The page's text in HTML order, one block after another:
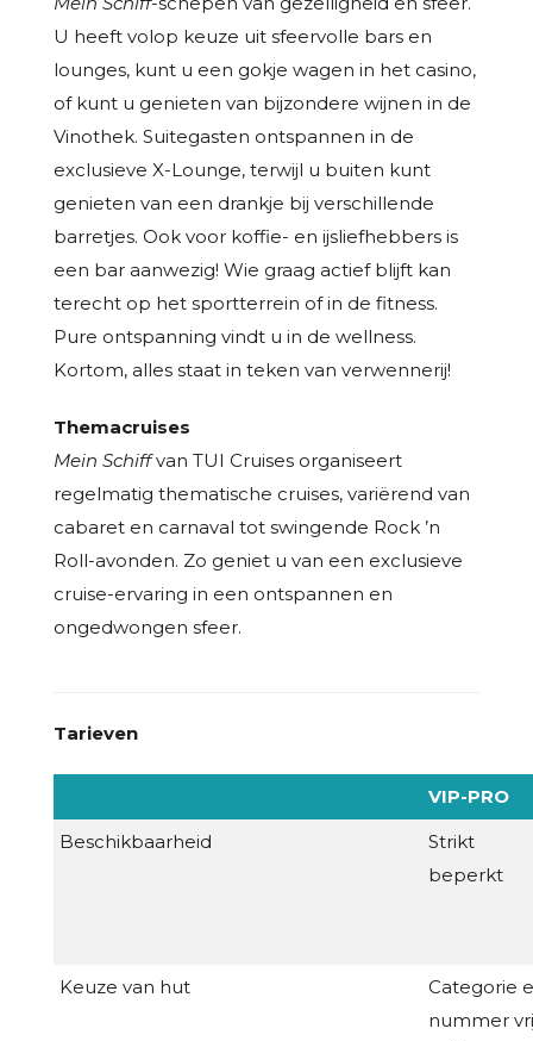
U heeft volop keuze uit sfeervolle bars en
lounges, kunt u een gokje wagen in het casino,
of kunt u genieten van bijzondere wijnen in de
Vinothek. Suitegasten ontspannen in de
exclusieve X-Lounge, terwijl u buiten kunt
genieten van een drankje bij verschillende
barretjes. Ook voor koffie- en ijsliefhebbers is
een bar aanwezig! Wie graag actief blijft kan
terecht op het sportterrein of in de fitness.
Pure ontspanning vindt u in de wellness.
Kortom, alles staat in teken van verwennerij!
Themacruises
Mein Schiffvan TUI Cruises organiseert
regelmatig thematische cruises, variërend van
cabaret en carnaval tot swingende Rock ’n
Roll-avonden. Zo geniet u van een exclusieve
cruise-ervaring in een ontspannen en
ongedwongen sfeer.
Tarieven
VIP-PRO
Beschikbaarheid
Strikt
beperkt
Keuze van hut
Categorie
nummer